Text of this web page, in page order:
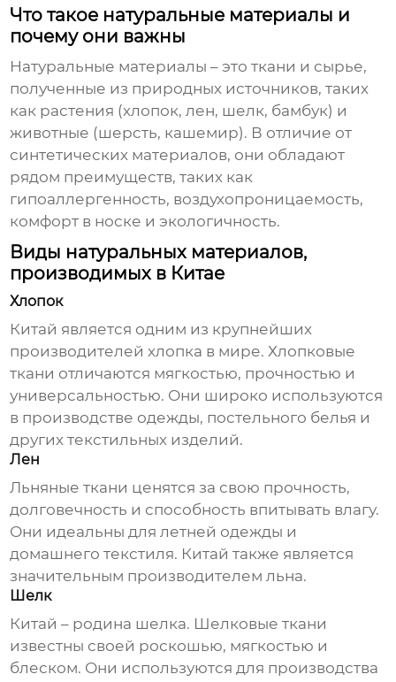
Что такое натуральные материалы и
почему они важны
Натуральные материалы – это ткани и сырье,
полученные из природных источников, таких
как растения (хлопок, лен, шелк, бамбук) и
животные (шерсть, кашемир). В отличие от
синтетических материалов, они обладают
рядом преимуществ, таких как
гипоаллергенность, воздухопроницаемость,
комфорт в носке и экологичность.
Виды натуральных материалов,
производимых в Китае
Хлопок
Китай является одним из крупнейших
производителей хлопка в мире. Хлопковые
ткани отличаются мягкостью, прочностью и
универсальностью. Они широко используются
в производстве одежды, постельного белья и
других текстильных изделий.
Лен
Льняные ткани ценятся за свою прочность,
долговечность и способность впитывать влагу.
Они идеальны для летней одежды и
домашнего текстиля. Китай также является
значительным производителем льна.
Шелк
Китай – родина шелка. Шелковые ткани
известны своей роскошью, мягкостью и
блеском. Они используются для производства